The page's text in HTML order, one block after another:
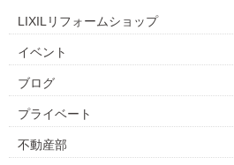
LIXILリフォームショップ
イベント
ブログ
プライベート
不動産部